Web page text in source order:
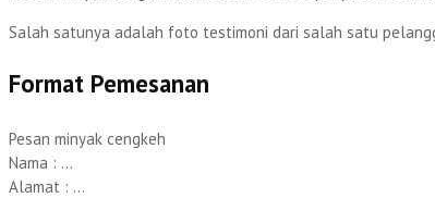
Salah satunya adalah foto testimoni dari salah satu
Format Pemesanan
Pesan minyak cengkeh
Nama : …
Alamat : …